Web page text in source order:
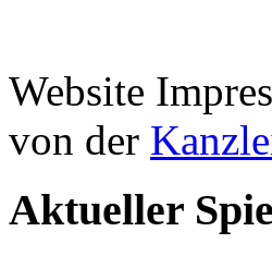
Website
von der
Aktueller